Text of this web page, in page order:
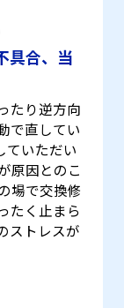
具合、当
たり逆方向
で直してい
ていただい
原因とのこ
場で交換修
たく止まら
ストレスが